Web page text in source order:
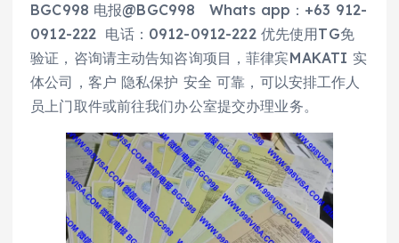
BGC998 电报@BGC998 Whats app：+63 912-
0912-222 电话：0912-0912-222 优先使用TG免
验证，咨询请主动告知咨询项目，菲律宾MAKATI 实
体公司，客户 隐私保护 安全 可靠，可以安排工作人
员上门取件或前往我们办公室提交办理业务。